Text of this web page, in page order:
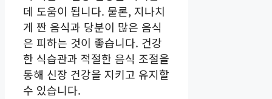
데 도움이 됩니다. 물론, 지나치
게 짠 음식과 당분이 많은 음식
은 피하는 것이 좋습니다. 건강
한 식습관과 적절한 음식 조절을
통해 신장 건강을 지키고 유지할
수 있습니다.